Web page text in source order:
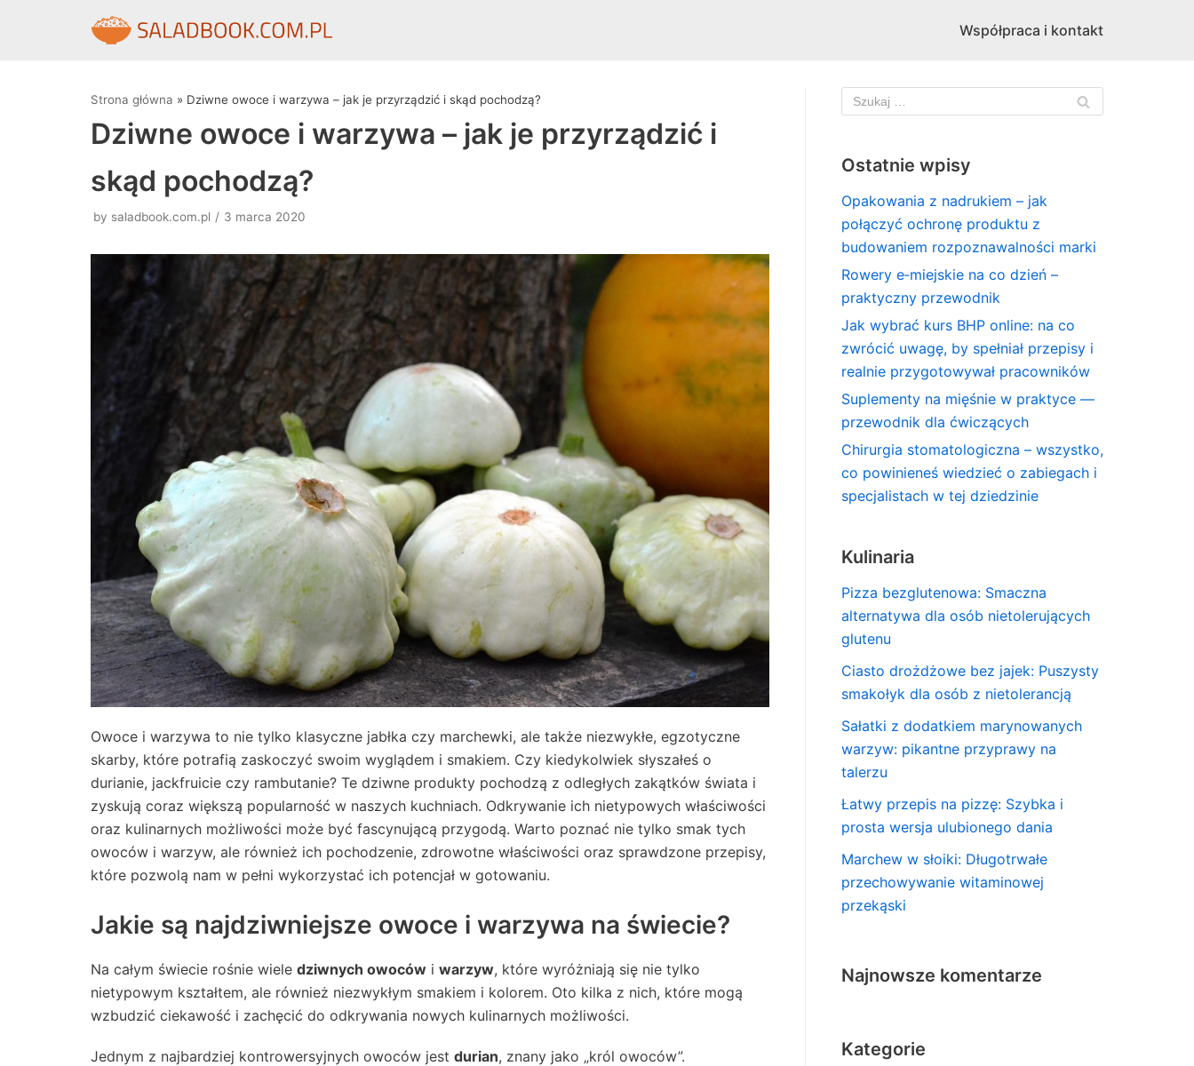
Współpraca i kontakt
Strona główna » Dziwne owoce i warzywa – jak je przyrządzić i skąd pochodzą?
Dziwne owoce i warzywa – jak je przyrządzić i
skąd pochodzą?
by saladbook.com.pl 3 marca 2020
Owoce i warzywa to nie tylko klasyczne jabłka czy marchewki, ale także niezwykłe, egzotyczne
skarby, które potrafią zaskoczyć swoim wyglądem i smakiem. Czy kiedykolwiek słyszałeś o
durianie, jackfruicie czy rambutanie? Te dziwne produkty pochodzą z odległych zakątków świata i
zyskują coraz większą popularność w naszych kuchniach. Odkrywanie ich nietypowych właściwości
oraz kulinarnych możliwości może być fascynującą przygodą. Warto poznać nie tylko smak tych
owoców i warzyw, ale również ich pochodzenie, zdrowotne właściwości oraz sprawdzone przepisy,
które pozwolą nam w pełni wykorzystać ich potencjał w gotowaniu.
Jakie są najdziwniejsze owoce i warzywa na świecie?
Na całym świecie rośnie wiele dziwnych owoców i warzyw, które wyróżniają się nie tylko
nietypowym kształtem, ale również niezwykłym smakiem i kolorem. Oto kilka z nich, które mogą
wzbudzić ciekawość i zachęcić do odkrywania nowych kulinarnych możliwości.
Jednym z najbardziej kontrowersyjnych owoców jest durian, znany jako „król owoców”.
Ostatnie wpisy
Opakowania z nadrukiem – jak
połączyć ochronę produktu z
budowaniem rozpoznawalności marki
Rowery e‑miejskie na co dzień –
praktyczny przewodnik
Jak wybrać kurs BHP online: na co
zwrócić uwagę, by spełniał przepisy i
realnie przygotowywał pracowników
Suplementy na mięśnie w praktyce —
przewodnik dla ćwiczących
Chirurgia stomatologiczna – wszystko,
co powinieneś wiedzieć o zabiegach i
specjalistach w tej dziedzinie
Kulinaria
Pizza bezglutenowa: Smaczna
alternatywa dla osób nietolerujących
glutenu
Ciasto drożdżowe bez jajek: Puszysty
smakołyk dla osób z nietolerancją
Sałatki z dodatkiem marynowanych
warzyw: pikantne przyprawy na
talerzu
Łatwy przepis na pizzę: Szybka i
prosta wersja ulubionego dania
Marchew w słoiki: Długotrwałe
przechowywanie witaminowej
przekąski
Najnowsze komentarze
Kategorie